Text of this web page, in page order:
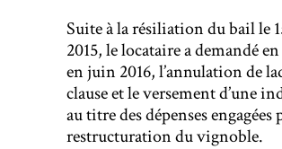
Suite à la résiliation du bail le
2015, le locataire a demandé
en juin 2016, l’annulation de
clause et le versement d’une
au titre des dépenses engagées
restructuration du vignoble.